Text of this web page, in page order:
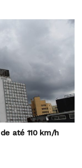
até 110 km/h